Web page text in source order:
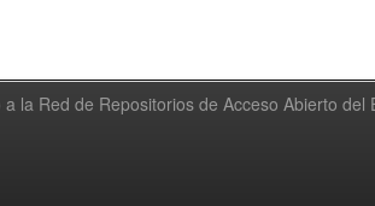
la Red de Repositorios de Acceso Abierto del